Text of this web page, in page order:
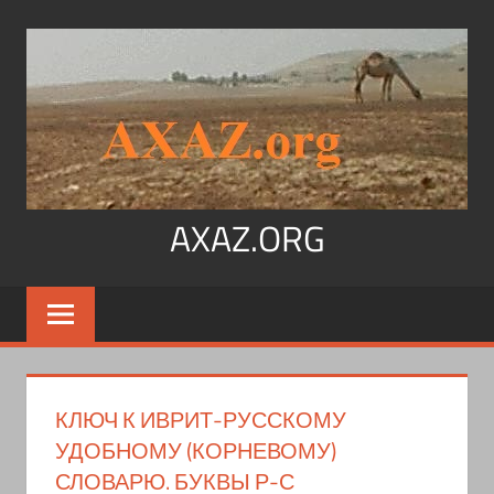
содержимому
AXAZ.ORG
Арабский
язык,
арамейский.
читать
арабском,
КЛЮЧ К ИВРИТ-РУССКОМУ
УДОБНОМУ (КОРНЕВОМУ)
СЛОВАРЮ. БУКВЫ Р-С